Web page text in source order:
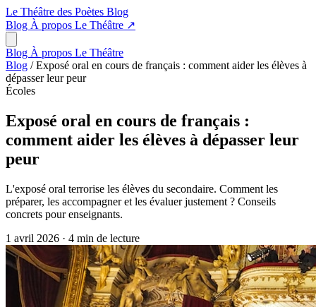
Le Théâtre des Poètes Blog
Blog À propos Le Théâtre ↗
Blog À propos Le Théâtre
Blog / Exposé oral en cours de français : comment aider les élèves à
dépasser leur peur
Écoles
Exposé oral en cours de français :
comment aider les élèves à dépasser leur
peur
L'exposé oral terrorise les élèves du secondaire. Comment les
préparer, les accompagner et les évaluer justement ? Conseils
concrets pour enseignants.
1 avril 2026 · 4 min de lecture